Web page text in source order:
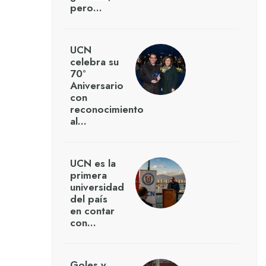
pero…
UCN
celebra su
70°
Aniversario
con
reconocimiento
al…
UCN es la
primera
universidad
del país
en contar
con…